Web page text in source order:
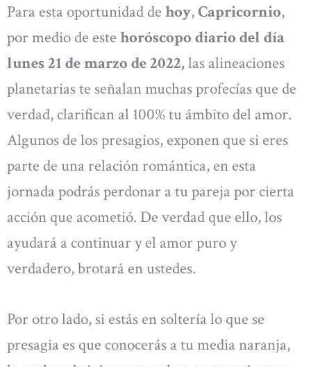
Para esta oportunidad de hoy,Capricornio,
por medio de este horóscopo diario del día
lunes 21 de marzo de 2022,las alineaciones
planetarias te señalan muchas profecías que de
verdad, clarifican al 100% tu ámbito del amor.
Algunos de los presagios, exponen que si eres
parte de una relación romántica, en esta
jornada podrás perdonar a tu pareja por cierta
acción que acometió. De verdad que ello, los
ayudará a continuar y el amor puro y
verdadero, brotará en ustedes.
Por otro lado, si estás en soltería lo que se
presagia es que conocerás a tu media naranja,